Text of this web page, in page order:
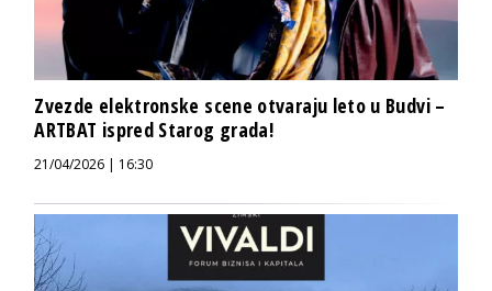
Zvezde elektronske scene otvaraju leto u Budvi –
ARTBAT ispred Starog grada!
21/04/2026 | 16:30